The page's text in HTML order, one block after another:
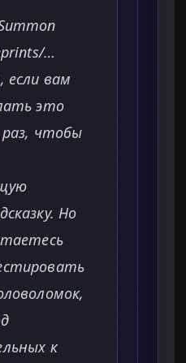
…
если вам
это
раз, чтобы
Но
к